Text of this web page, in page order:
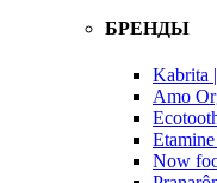
БРЕНДЫ
Kabrita
Amo
Now